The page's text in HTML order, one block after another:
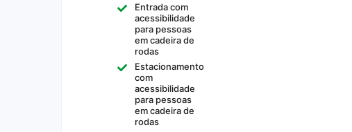
Entrada com
acessibilidade
para pessoas
em cadeira de
rodas
Estacionamento
com
acessibilidade
para pessoas
em cadeira de
rodas